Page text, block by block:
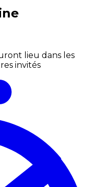
: Expériences
lieu dans les
invités